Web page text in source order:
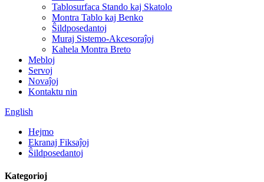
Tablosurfaca Stando kaj Skatolo
Montra Tablo kaj Benko
Ŝildposedantoj
Muraj Sistemo-Akcesoraĵoj
Kahela Montra Breto
Mebloj
Servoj
Novaĵoj
Kontaktu nin
English
Hejmo
Ekranaj Fiksaĵoj
Ŝildposedantoj
Kategorioj